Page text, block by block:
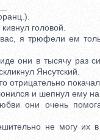
головой.
я трюфели ем
они в тысячу раз
Янсутский.
покачал
и шепнул ему на
они очень
не могу их в